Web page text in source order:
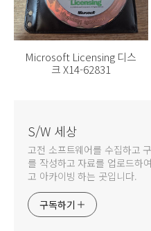
Microsoft Licensing 디스
크 X14-62831
S/W 세상
고전 소프트웨어를 수집하고
를 작성하고 자료를 업로드하
고 아카이빙 하는 곳입니다.
구독하기